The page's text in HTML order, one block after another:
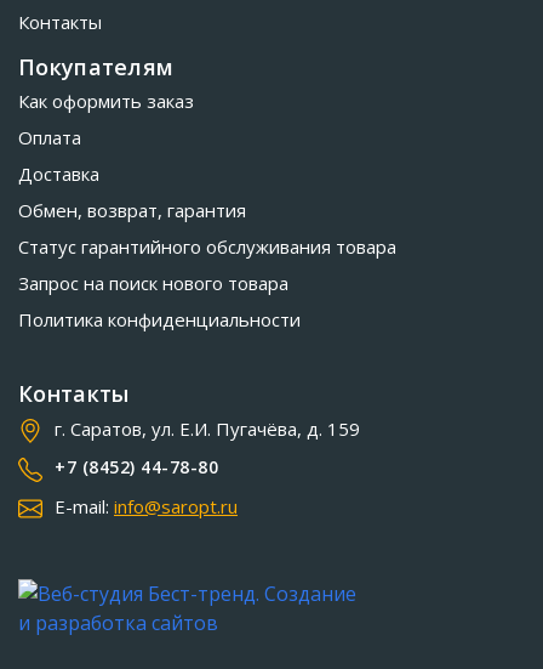
Контакты
Покупателям
Как оформить заказ
Оплата
Доставка
Обмен, возврат, гарантия
Статус гарантийного обслуживания товара
Запрос на поиск нового товара
Политика конфиденциальности
Контакты
г. Саратов, ул. Е.И. Пугачёва, д. 159
+7 (8452) 44-78-80
E-mail: info@saropt.ru